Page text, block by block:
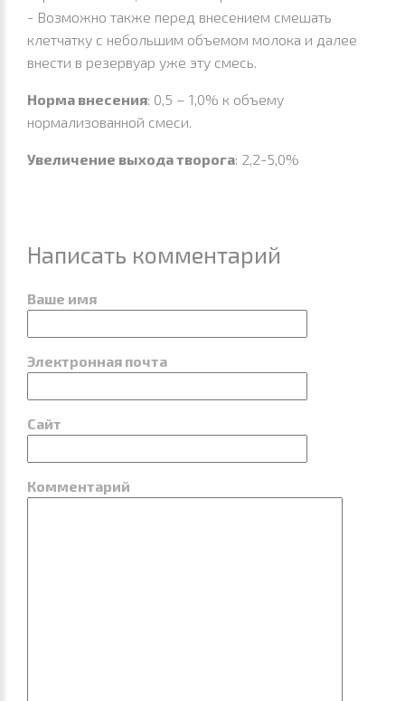
- Возможно также перед внесением смешать
клетчатку с небольшим объемом молока и далее
внести в резервуар уже эту смесь.
Норма внесения: 0,5 – 1,0% к объему
нормализованной смеси.
Увеличение выхода творога: 2,2-5,0%
Написать комментарий
Ваше имя
Электронная почта
Сайт
Комментарий